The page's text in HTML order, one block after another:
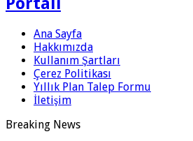
Ana Sayfa
Hakkımızda
Kullanım Şartları
Çerez Politikası
Yıllık Plan Talep Formu
İletişim
Breaking News